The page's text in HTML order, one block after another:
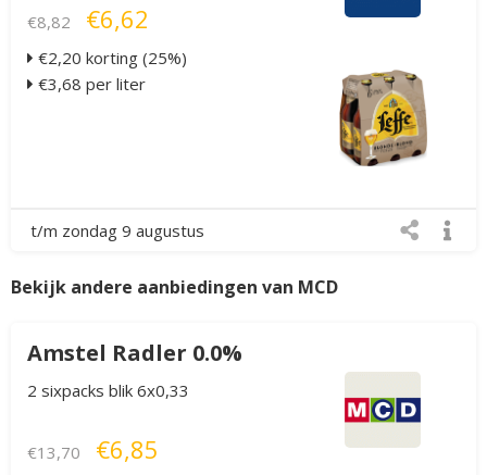
€8,82 €6,62
€2,20 korting (25%)
€3,68 per liter
t/m zondag 9 augustus
Bekijk andere aanbiedingen van MCD
Amstel Radler 0.0%
2 sixpacks blik 6x0,33
€13,70 €6,85